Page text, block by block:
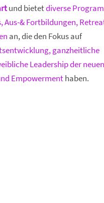
und bietetdiverse
Aus-& Fortbildungen,
an, die den Fokus auf
ganzheitliche
Leadership der
Empowermenthaben.